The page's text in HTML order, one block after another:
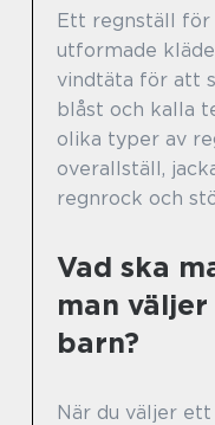
Ett regnställ för
utformade
vindtäta för att
blåst och kalla
olika typer av
overallställ,
regnrock och
Vad ska
man
barn?
När du väljer